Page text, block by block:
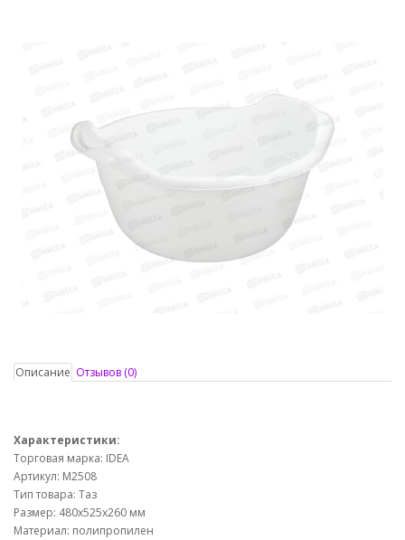
Описание Отзывов (0)
Характеристики:
Торговая марка: IDEA
Артикул: М2508
Тип товара: Таз
Размер: 480x525x260 мм
Материал: полипропилен